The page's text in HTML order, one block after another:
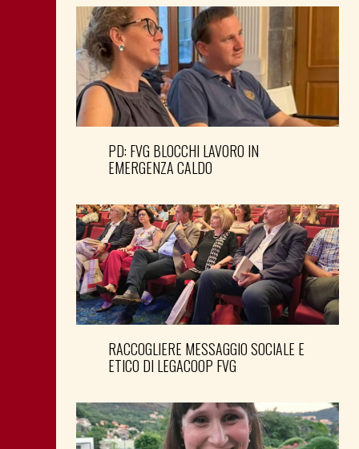
PD: FVG BLOCCHI LAVORO IN
EMERGENZA CALDO
RACCOGLIERE MESSAGGIO SOCIALE E
ETICO DI LEGACOOP FVG